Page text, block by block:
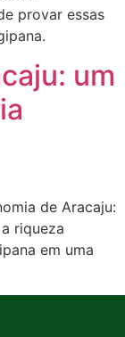
provar essas
um
de Aracaju:
riqueza
em uma